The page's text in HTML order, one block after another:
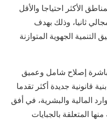
الأكثر احتياجا والأقل
ثانيا، وذلك بهدف
التنمية الجهوية المتوازنة
إصلاح شامل وعميق
قانونية جديدة أكثر تقدما
المالية والبشرية، في أفق
المتعلقة بالجبايات